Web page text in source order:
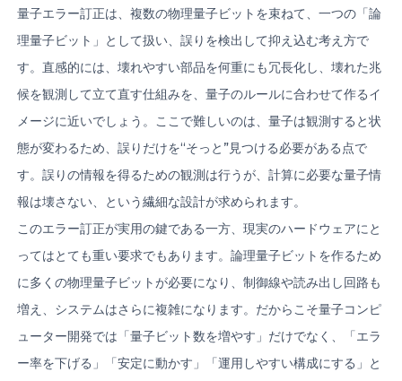
量子エラー訂正は、複数の物理量子ビットを束ねて、一つの「論
理量子ビット」として扱い、誤りを検出して抑え込む考え方で
す。直感的には、壊れやすい部品を何重にも冗長化し、壊れた兆
候を観測して立て直す仕組みを、量子のルールに合わせて作るイ
メージに近いでしょう。ここで難しいのは、量子は観測すると状
態が変わるため、誤りだけを“そっと”見つける必要がある点で
す。誤りの情報を得るための観測は行うが、計算に必要な量子情
報は壊さない、という繊細な設計が求められます。
このエラー訂正が実用の鍵である一方、現実のハードウェアにと
ってはとても重い要求でもあります。論理量子ビットを作るため
に多くの物理量子ビットが必要になり、制御線や読み出し回路も
増え、システムはさらに複雑になります。だからこそ量子コンピ
ューター開発では「量子ビット数を増やす」だけでなく、「エラ
ー率を下げる」「安定に動かす」「運用しやすい構成にする」と